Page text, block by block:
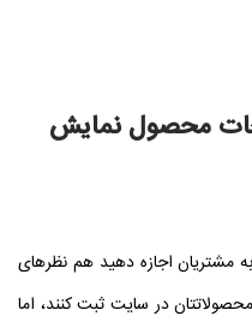
محصول نمایش
مشتریان اجازه دهید هم نظرهای
در سایت ثبت کنند، اما